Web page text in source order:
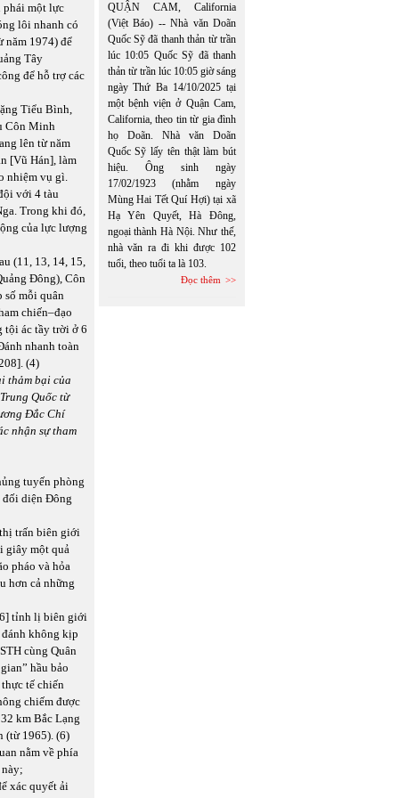
phái một lực
lôi nhanh có
năm 1974) để
Tây
để hỗ trợ các
Tiểu Bình,
Côn Minh
lên từ năm
[Vũ Hán], làm
nhiệm vụ gì.
với 4 tàu
Trong khi đó,
của lực lượng
(11, 13, 14, 15,
Đông), Côn
số mỗi quân
chiến–đạo
tội ác tầy trời ở 6
nhanh toàn
(4)
thảm bại của
Quốc từ
Đắc Chí
nhận sự tham
tuyến phòng
đối diện Đông
trấn biên giới
giây một quả
pháo và hỏa
hơn cả những
tỉnh lị biên giới
không kịp
cùng Quân
hầu bảo
tế chiến
chiếm được
km Bắc Lạng
(từ 1965). (6)
nằm về phía
xác quyết ải
QUẬN CAM, California
(Việt Báo) -- Nhà văn Doãn
Quốc Sỹ đã thanh thản từ trần
lúc 10:05 Quốc Sỹ đã thanh
thản từ trần lúc 10:05 giờ sáng
ngày Thứ Ba 14/10/2025 tại
một bệnh viện ở Quận Cam,
California, theo tin từ gia đình
họ Doãn. Nhà văn Doãn
Quốc Sỹ lấy tên thật làm bút
hiệu. Ông sinh ngày
17/02/1923 (nhằm ngày
Mùng Hai Tết Quí Hợi) tại xã
Hạ Yên Quyết, Hà Đông,
ngoại thành Hà Nội. Như thế,
nhà văn ra đi khi được 102
tuổi, theo tuổi ta là 103.
Đọc thêm